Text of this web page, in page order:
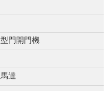
門開門機
達